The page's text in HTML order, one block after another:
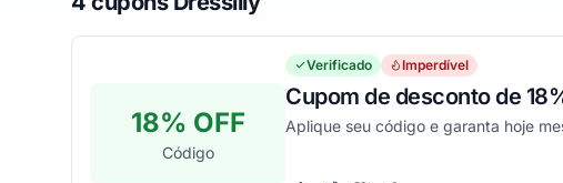
18% OFF
Código
Verificado Imperdível
Cupom de desconto de
Aplique seu código e garanta hoje